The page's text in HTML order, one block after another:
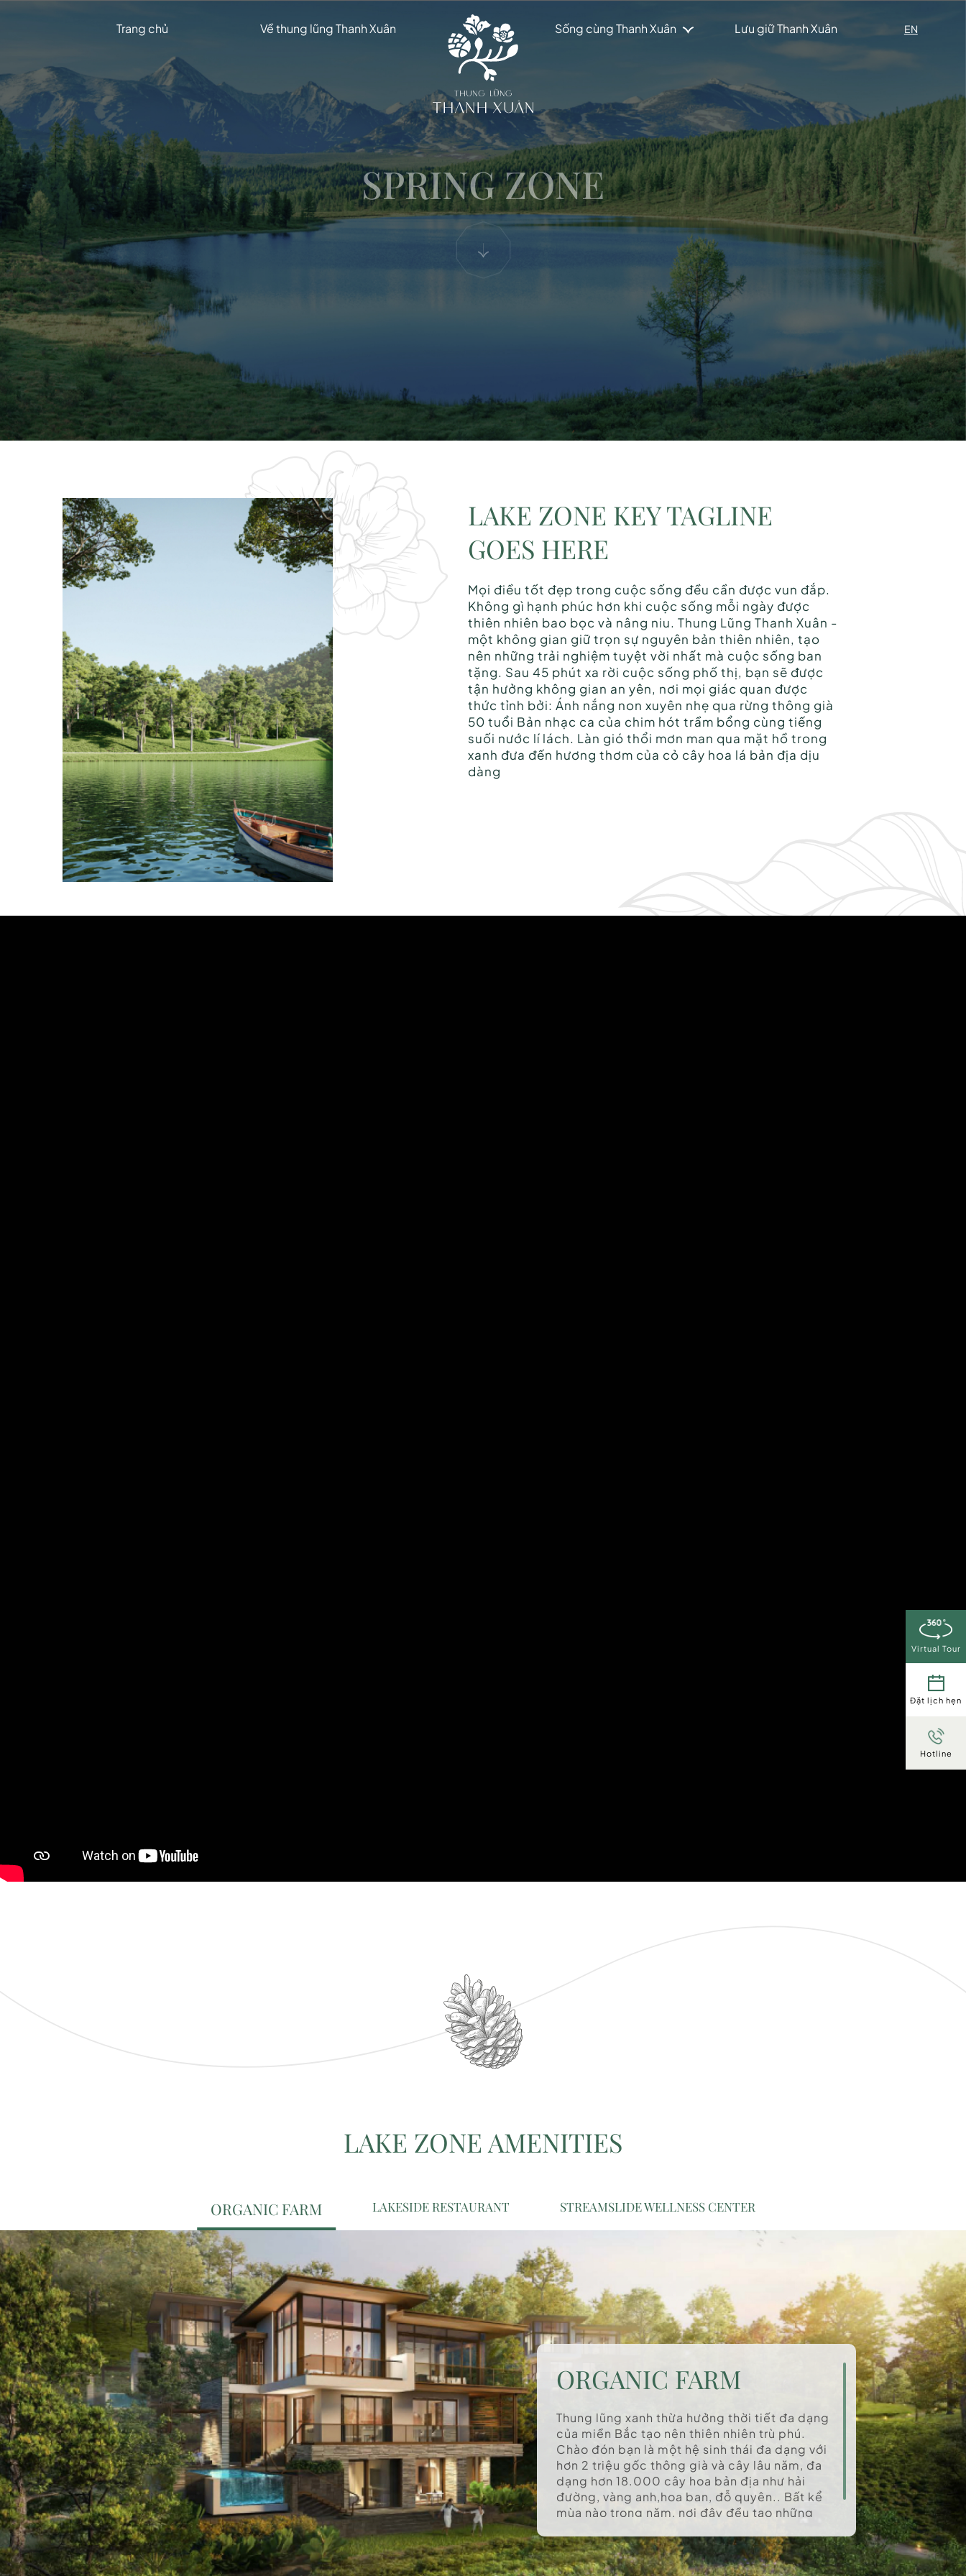
Trang chủ Về thung lũng Thanh Xuân Sống cùng Thanh Xuân Lưu giữ Thanh Xuân EN
SPRING ZONE
LAKE ZONE KEY TAGLINE
GOES HERE
Mọi điều tốt đẹp trong cuộc sống đều cần được vun đắp.
Không gì hạnh phúc hơn khi cuộc sống mỗi ngày được
thiên nhiên bao bọc và nâng niu. Thung Lũng Thanh Xuân -
một không gian giữ trọn sự nguyên bản thiên nhiên, tạo
nên những trải nghiệm tuyệt vời nhất mà cuộc sống ban
tặng. Sau 45 phút xa rời cuộc sống phố thị, bạn sẽ được
tận hưởng không gian an yên, nơi mọi giác quan được
thức tỉnh bởi: Ánh nắng non xuyên nhẹ qua rừng thông già
50 tuổi Bản nhạc ca của chim hót trầm bổng cùng tiếng
suối nước lí lách. Làn gió thổi mơn man qua mặt hồ trong
xanh đưa đến hương thơm của cỏ cây hoa lá bản địa dịu
dàng
LAKE ZONE AMENITIES
ORGANIC FARM LAKESIDE RESTAURANT STREAMSLIDE WELLNESS CENTER
ORGANIC FARM
Thung lũng xanh thừa hưởng thời tiết đa dạng
của miền Bắc tạo nên thiên nhiên trù phú.
Chào đón bạn là một hệ sinh thái đa dạng với
hơn 2 triệu gốc thông già và cây lâu năm, đa
dạng hơn 18.000 cây hoa bản địa như hải
đường, vàng anh,hoa ban, đỗ quyên.. Bất kể
mùa nào trong năm, nơi đây đều tạo những
Virtual Tour
Đặt lịch hẹn
Hotline